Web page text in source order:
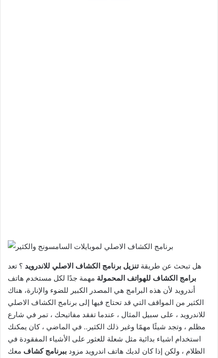
هل تبحث عن طريقة تنزيل برنامج الكشاف الاصلي للاندرويد ؟ تعد
برامج الكشاف للهواتف المحمولة مهمة جدًا لكل مستخدم هاتف
أندرويد لأن هذه البرامج هي المصدر الكبير للضوء والإنارة، هناك
الكثير من المواقف التي قد تحتاج فيها إلى برنامج الكشاف الاصلي
للاندرويد ، على سبيل المثال ، عندما تفقد مفاتيحك ، تمر في شارع
مظلم ، وتجد شيئًا مهمًا وغير ذلك الكثير.. في الماضي ، كان يمكنك
استخدام اشياء بدائية مثل شعلة للعثور على الأشياء المفقودة في
الظلام ، ولكن إذا كان لديك هاتف اندرويد مزود ببرنامج كشاف معك